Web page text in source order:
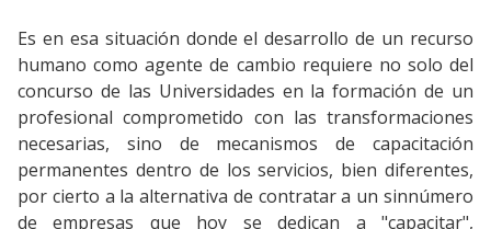
Es en esa situación donde el desarrollo de un recurso
humano como agente de cambio requiere no solo del
concurso de las Universidades en la formación de un
profesional comprometido con las transformaciones
necesarias, sino de mecanismos de capacitación
permanentes dentro de los servicios, bien diferentes,
por cierto a la alternativa de contratar a un sinnúmero
de empresas que hoy se dedican a "capacitar",